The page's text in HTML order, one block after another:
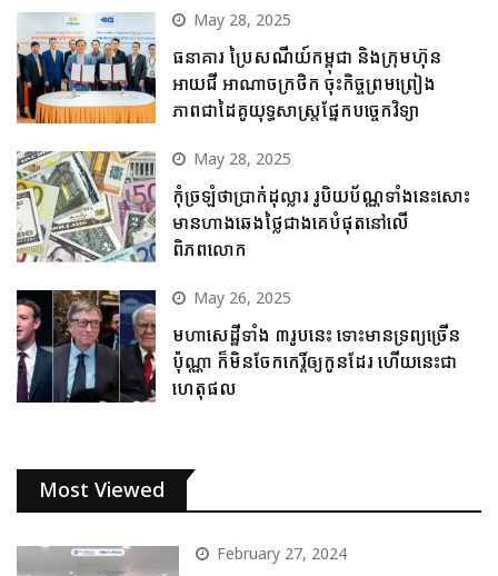
May 28, 2025
ធនាគារ ប្រៃសណីយ៍កម្ពុជា និងក្រុមហ៊ុន
អាយជី អាណាចក្រថិក ចុះកិច្ចព្រមព្រៀង
ភាពជាដៃគូយុទ្ធសាស្ត្រផ្នែកបច្ចេកវិទ្យា
May 28, 2025
កុំច្រឡំថាប្រាក់ដុល្លារ រូបិយប័ណ្ណទាំងនេះសោះ
មានហាងឆេងថ្លៃជាងគេបំផុតនៅលើ
ពិភពលោក
May 26, 2025
មហាសេដ្ឋីទាំង ៣រូបនេះ ទោះមានទ្រព្យច្រើន
ប៉ុណ្ណា ក៏មិនចែកកេរ្តិ៍ឲ្យកូនដែរ ហើយនេះជា
ហេតុផល
Most Viewed
February 27, 2024